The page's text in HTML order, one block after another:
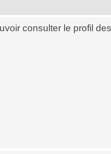
consulter le profil